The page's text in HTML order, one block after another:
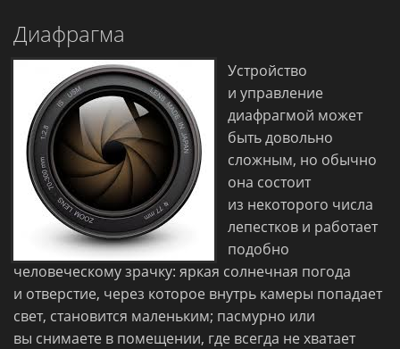
Диафрагма
Устройство
и управление
диафрагмой может
быть довольно
сложным, но обычно
она состоит
из некоторого числа
лепестков и работает
подобно
человеческому зрачку: яркая солнечная погода
и отверстие, через которое внутрь камеры попадает
свет, становится маленьким; пасмурно или
вы снимаете в помещении, где всегда не хватает